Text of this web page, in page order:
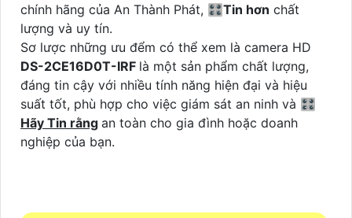
chính hãng của An Thành Phát, 🎛Tin hơn chất
lượng và uy tín.
Sơ lược những ưu đểm có thể xem là camera HD
DS-2CE16D0T-IRF là một sản phẩm chất lượng,
đáng tin cậy với nhiều tính năng hiện đại và hiệu
suất tốt, phù hợp cho việc giám sát an ninh và 🎛
Hãy Tin rằng an toàn cho gia đình hoặc doanh
nghiệp của bạn.